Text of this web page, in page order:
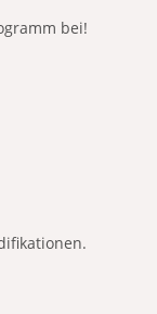
bei!